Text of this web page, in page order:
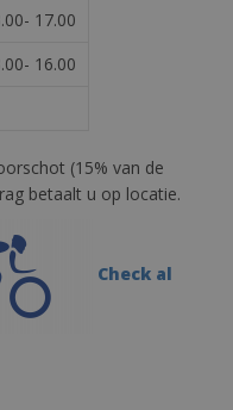
17.00
16.00
(15% van de
betaalt u op locatie.
Check al